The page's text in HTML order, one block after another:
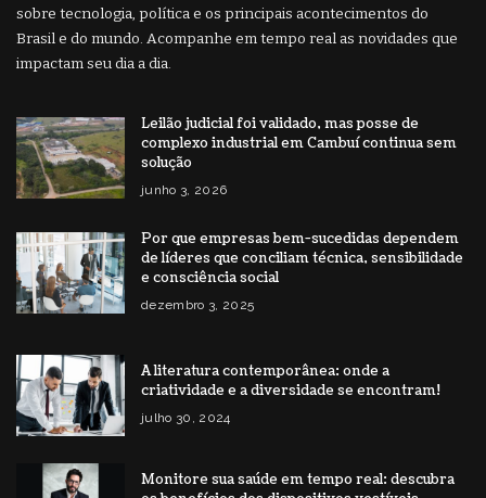
sobre tecnologia, política e os principais acontecimentos do
Brasil e do mundo. Acompanhe em tempo real as novidades que
impactam seu dia a dia.
Leilão judicial foi validado, mas posse de
complexo industrial em Cambuí continua sem
solução
junho 3, 2026
Por que empresas bem-sucedidas dependem
de líderes que conciliam técnica, sensibilidade
e consciência social
dezembro 3, 2025
A literatura contemporânea: onde a
criatividade e a diversidade se encontram!
julho 30, 2024
Monitore sua saúde em tempo real: descubra